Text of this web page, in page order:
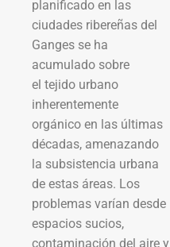
planificado en las
ciudades ribereñas del
Ganges se ha
acumulado sobre
el tejido urbano
inherentemente
orgánico en las últimas
décadas, amenazando
la subsistencia urbana
de estas áreas. Los
problemas varían desde
espacios sucios,
contaminación del aire y